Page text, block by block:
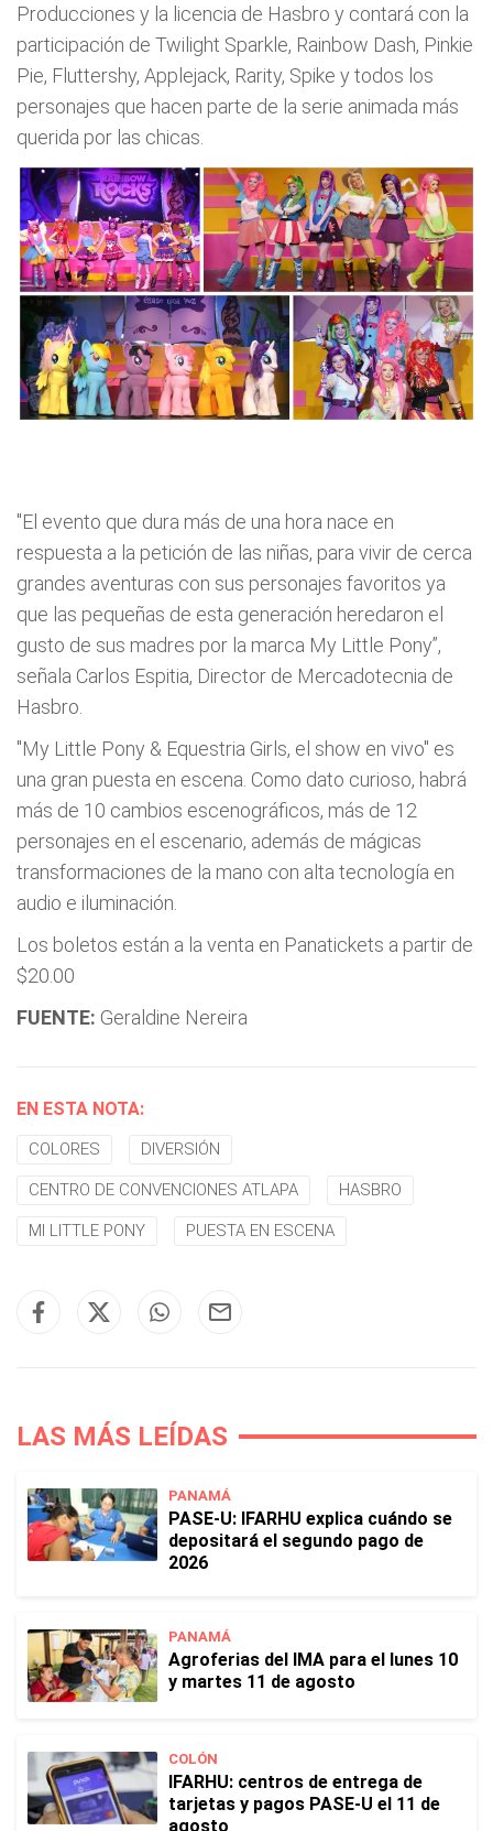
Producciones y la licencia de Hasbro y contará con la
participación de Twilight Sparkle, Rainbow Dash, Pinkie
Pie, Fluttershy, Applejack, Rarity, Spike y todos los
personajes que hacen parte de la serie animada más
querida por las chicas.
"El evento que dura más de una hora nace en
respuesta a la petición de las niñas, para vivir de cerca
grandes aventuras con sus personajes favoritos ya
que las pequeñas de esta generación heredaron el
gusto de sus madres por la marca My Little Pony”,
señala Carlos Espitia, Director de Mercadotecnia de
Hasbro.
"My Little Pony & Equestria Girls, el show en vivo" es
una gran puesta en escena. Como dato curioso, habrá
más de 10 cambios escenográficos, más de 12
personajes en el escenario, además de mágicas
transformaciones de la mano con alta tecnología en
audio e iluminación.
Los boletos están a la venta en Panatickets a partir de
$20.00
FUENTE: Geraldine Nereira
EN ESTA NOTA:
COLORES DIVERSIÓN
CENTRO DE CONVENCIONES ATLAPA HASBRO
MI LITTLE PONY PUESTA EN ESCENA
LAS MÁS LEÍDAS
PANAMÁ
PASE-U: IFARHU explica cuándo se
depositará el segundo pago de
2026
PANAMÁ
Agroferias del IMA para el lunes 10
y martes 11 de agosto
COLÓN
IFARHU: centros de entrega de
tarjetas y pagos PASE-U el 11 de
agosto